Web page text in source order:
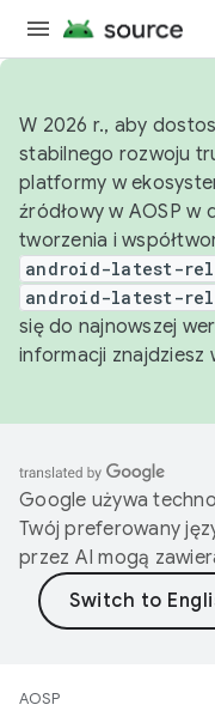
W 2026 r., aby
stabilnego rozwoju
platformy w
źródłowy w AOSP w
tworzenia i
android-latest-
android-latest-
się do najnowszej
informacji znajdziesz
Google używa
Twój preferowany
przez AI mogą
AOSP